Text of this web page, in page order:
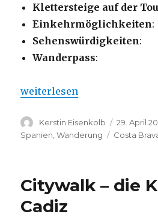
Klettersteige auf der
Einkehrmöglichkeiten:
Sehenswürdigkeiten:
Wanderpass:
„Cami des far de Calanans“
weiterlesen
Autor
Kerstin Eisenkolb
am
29. April
Spanien ,Wanderung Costa
Citywalk – die
Cadiz